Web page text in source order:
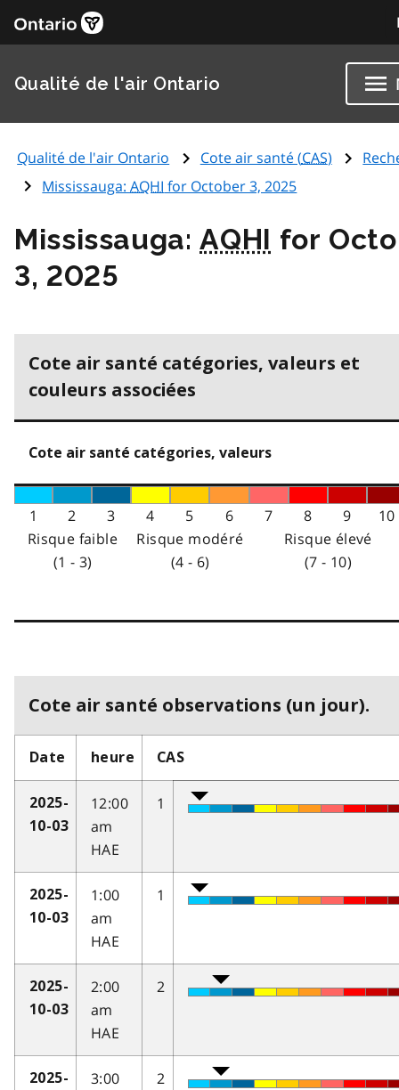
Qualité de l'air Ontario
Qualité de l'air Ontario Cote air santé (CAS)
Mississauga:AQHI for October 3, 2025
Mississauga:AQHI for
3, 2025
Cote air santé catégories, valeurs et
couleurs associées
Cote air santé catégories, valeurs
1 2 3 4 5 6 7 8 9
10
Risque faible
(1 - 3)
Risque modéré
(4 - 6)
Risque élevé
(7 - 10)
Cote air santé observations (un jour).
Date heure CAS
2025-
10-03
12:00
am
HAE
1
2025-
10-03
1:00
am
HAE
1
2025-
10-03
2:00
am
HAE
2
2025-
3:00
2